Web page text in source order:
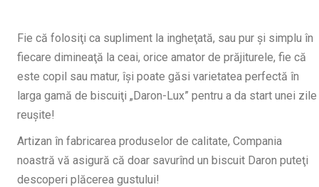
Fie că folosiţi ca supliment la ingheţată, sau pur şi simplu în
fiecare dimineaţă la ceai, orice amator de prăjiturele, fie că
este copil sau matur, îşi poate găsi varietatea perfectă în
larga gamă de biscuiţi „Daron-Lux” pentru a da start unei zile
reuşite!
Artizan în fabricarea produselor de calitate, Compania
noastră vă asigură că doar savurînd un biscuit Daron puteţi
descoperi plăcerea gustului!